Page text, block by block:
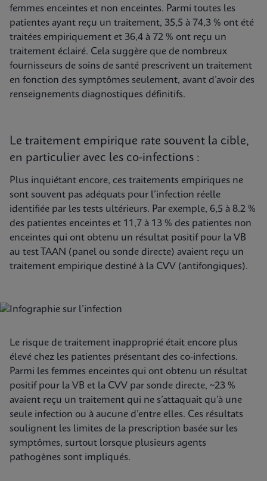
femmes enceintes et non enceintes. Parmi toutes les
patientes ayant reçu un traitement, 35,5 à 74,3 % ont été
traitées empiriquement et 36,4 à 72 % ont reçu un
traitement éclairé. Cela suggère que de nombreux
fournisseurs de soins de santé prescrivent un traitement
en fonction des symptômes seulement, avant d’avoir des
renseignements diagnostiques définitifs.
Le traitement empirique rate souvent la cible,
en particulier avec les co-infections :
Plus inquiétant encore, ces traitements empiriques ne
sont souvent pas adéquats pour l’infection réelle
identifiée par les tests ultérieurs. Par exemple, 6,5 à 8.2 %
des patientes enceintes et 11,7 à 13 % des patientes non
enceintes qui ont obtenu un résultat positif pour la VB
au test TAAN (panel ou sonde directe) avaient reçu un
traitement empirique destiné à la CVV (antifongiques).
Le risque de traitement inapproprié était encore plus
élevé chez les patientes présentant des co-infections.
Parmi les femmes enceintes qui ont obtenu un résultat
positif pour la VB et la CVV par sonde directe, ~23 %
avaient reçu un traitement qui ne s’attaquait qu’à une
seule infection ou à aucune d’entre elles. Ces résultats
soulignent les limites de la prescription basée sur les
symptômes, surtout lorsque plusieurs agents
pathogènes sont impliqués.